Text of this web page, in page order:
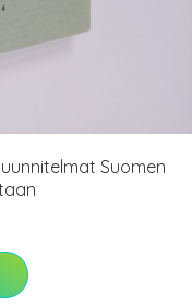
Suomen